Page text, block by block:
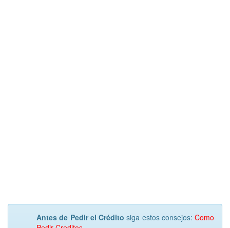
Antes de Pedir el Crédito siga estos consejos: Como